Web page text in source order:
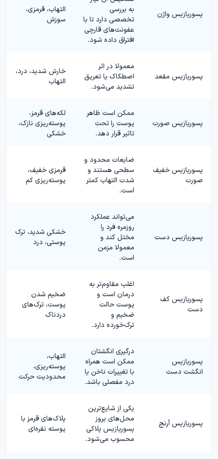
پسوریازیس واژن
به بررسی
تخصصی دارد تا با
عفونت‌های قارچی
افتراق داده شود.
التهاب، قرمزی،
سوزش
پسوریازیس مقعد
معمولا در اثر
اصطکاک یا تعریق
تشدید می‌شود.
خارش شدید، درد،
التهاب
پسوریازیس صورت
ممکن است ظاهر
پوست را تحت
تاثیر قرار دهد.
لکه‌های قرمز،
پوسته‌ریزی نازک،
خشکی
پسوریازیس خفیف
صورت
ضایعات محدود و
سطحی هستند و
شدت التهاب کمتر
است.
قرمزی خفیف،
پوسته‌ریزی کم
پسوریازیس دست
می‌تواند عملکرد
روزمره فرد را
مختل کند و
معمولا مزمن
است.
خشکی شدید، ترک
پوستی، درد
پسوریازیس کف
دست
اغلب مقاوم‌تر به
درمان است و
پوست حالت
ضخیم و
ترک‌خورده دارد.
ضخیم شدن
پوست، ترک‌های
دردناک
پسوریازیس
انگشت دست
درگیری انگشتان
ممکن است همراه
با تغییرات ناخن یا
درد مفصلی باشد.
التهاب،
پوسته‌ریزی،
محدودیت حرکت
پسوریازیس آرنج
یکی از شایع‌ترین
محل‌های بروز
پسوریازیس پلاکی
محسوب می‌شود.
پلاک‌های قرمز با
پوسته نقره‌ای